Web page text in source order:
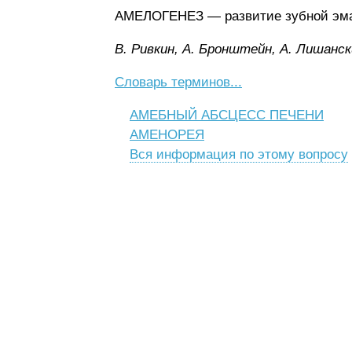
АМЕЛОГЕНЕЗ — развитие зубной
B. Pивкин, A. Бpoнштeйн, A.
Словарь терминов...
АМЕБНЫЙ АБСЦЕСС ПЕЧЕНИ
АМЕНОРЕЯ
Вся информация по этому вопросу